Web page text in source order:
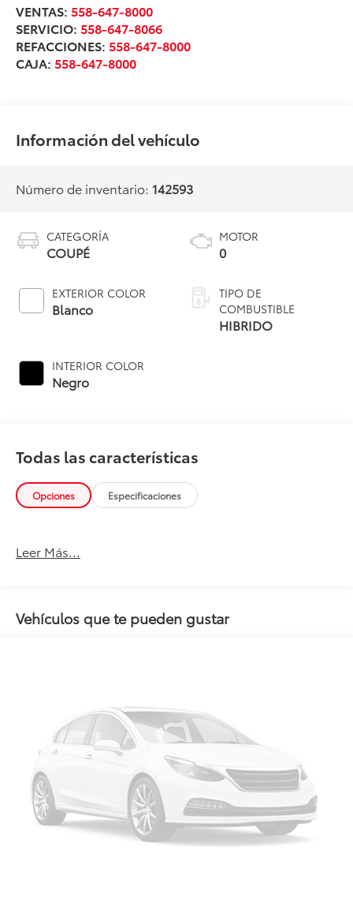
VENTAS:558-647-8000
SERVICIO:558-647-8066
REFACCIONES:558-647-8000
CAJA:558-647-8000
Información del vehículo
Número de inventario: 142593
CATEGORÍA
COUPÉ
EXTERIOR COLOR
Blanco
INTERIOR COLOR
Negro
MOTOR
0
TIPO DE
COMBUSTIBLE
HIBRIDO
Todas las características
Opciones Especificaciones
Leer Más...
Vehículos que te pueden gustar